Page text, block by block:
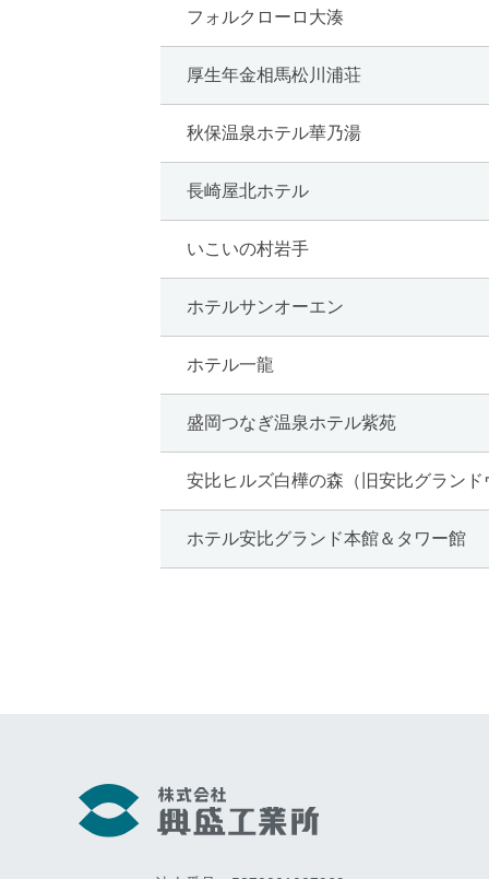
フォルクローロ大湊
厚生年金相馬松川浦荘
秋保温泉ホテル華乃湯
長崎屋北ホテル
いこいの村岩手
ホテルサンオーエン
ホテル一龍
盛岡つなぎ温泉ホテル紫苑
安比ヒルズ白樺の森（旧安比グランド
ホテル安比グランド本館＆タワー館